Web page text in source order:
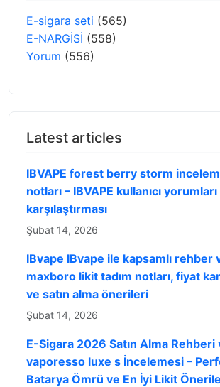
E-sigara seti (565)
E-NARGİSİ (558)
Yorum (556)
Latest articles
IBVAPE forest berry storm
notları – IBVAPE kullanıcı
karşılaştırması
Şubat 14, 2026
IBvape IBvape ile kapsamlı rehber
maxboro likit tadım notları, fiyat
ve satın alma önerileri
Şubat 14, 2026
E-Sigara 2026 Satın Alma Rehberi
vaporesso luxe s İncelemesi –
Batarya Ömrü ve En İyi Likit